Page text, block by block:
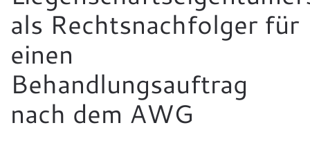
als Rechtsnachfolger für
einen
Behandlungsauftrag
nach dem AWG